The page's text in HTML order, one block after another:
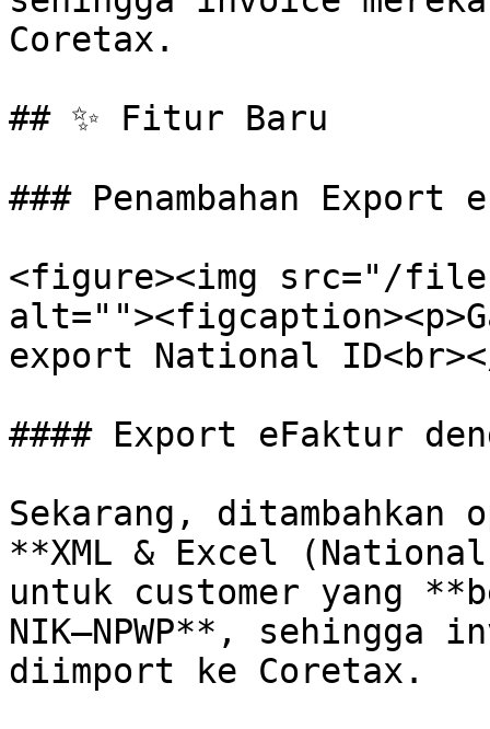
Coretax.
## ✨ Fitur Baru
### Penambahan
<figure><img src="/files/
export National
#### Export eFaktur
Sekarang,
**XML & Excel
untuk customer yang
NIK–NPWP**, sehingga
diimport ke Coretax.